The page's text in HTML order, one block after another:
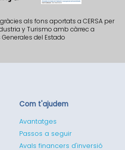
als fons aportats a CERSA per
y Turismo amb càrrec a
del Estado
Com t'ajudem
Avantatges
Passos a seguir
Avals financers d'inversió